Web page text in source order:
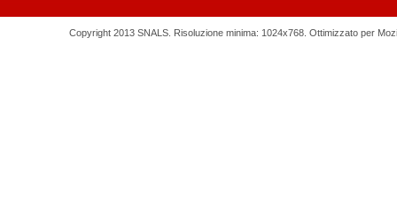
Copyright 2013 SNALS. Risoluzione minima: 1024x768. Ottimizzato per